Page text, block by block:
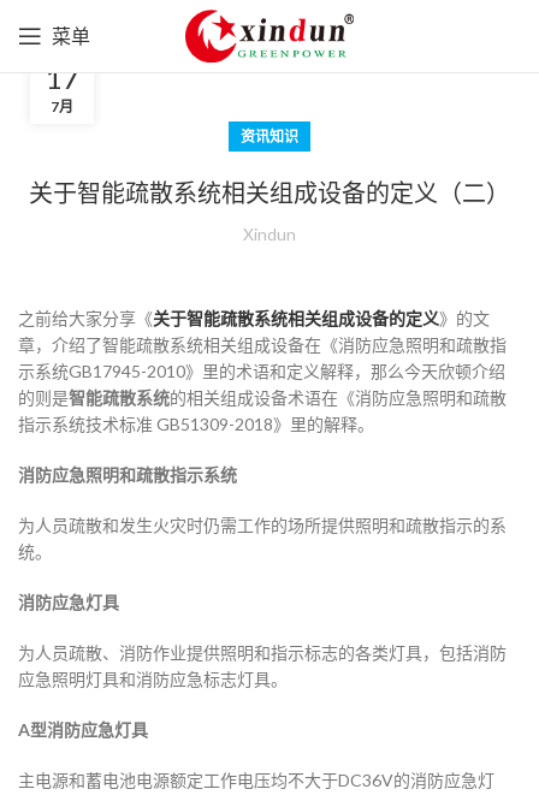
菜单
资讯知识
关于智能疏散系统相关组成设备的定义（二）
Xindun
17
7月
之前给大家分享《关于智能疏散系统相关组成设备的定义》的文
章，介绍了智能疏散系统相关组成设备在《消防应急照明和疏散指
示系统GB17945-2010》里的术语和定义解释，那么今天欣顿介绍
的则是智能疏散系统的相关组成设备术语在《消防应急照明和疏散
指示系统技术标准 GB51309-2018》里的解释。
消防应急照明和疏散指示系统
为人员疏散和发生火灾时仍需工作的场所提供照明和疏散指示的系
统。
消防应急灯具
为人员疏散、消防作业提供照明和指示标志的各类灯具，包括消防
应急照明灯具和消防应急标志灯具。
A型消防应急灯具
主电源和蓄电池电源额定工作电压均不大于DC36V的消防应急灯